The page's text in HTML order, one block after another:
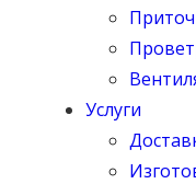
Услуги